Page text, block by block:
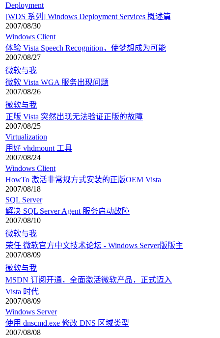
Deployment
[WDS 系列] Windows Deployment Services 概述篇
2007/08/30
Windows Client
体验 Vista Speech Recognition，使梦想成为可能
2007/08/27
微软与我
微软 Vista WGA 服务出现问题
2007/08/26
微软与我
正版 Vista 突然出现无法验证正版的故障
2007/08/25
Virtualization
用好 vhdmount 工具
2007/08/24
Windows Client
HowTo 激活非常规方式安装的正版OEM Vista
2007/08/18
SQL Server
解决 SQL Server Agent 服务启动故障
2007/08/10
微软与我
荣任 微软官方中文技术论坛 - Windows Server版版主
2007/08/09
微软与我
MSDN 订阅开通，全面激活微软产品，正式迈入
Vista 时代
2007/08/09
Windows Server
使用 dnscmd.exe 修改 DNS 区域类型
2007/08/08